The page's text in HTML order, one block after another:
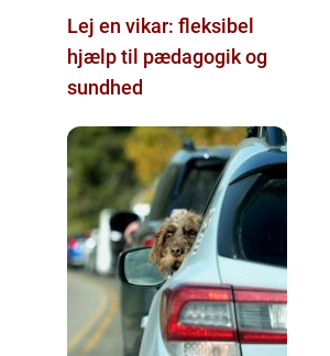
Lej en vikar: fleksibel
hjælp til pædagogik og
sundhed